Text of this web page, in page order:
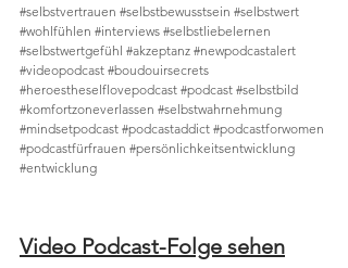
#selbstvertrauen #selbstbewusstsein #selbstwert
#wohlfühlen #interviews #selbstliebelernen
#selbstwertgefühl #akzeptanz #newpodcastalert
#videopodcast #boudouirsecrets
#heroestheselflovepodcast #podcast #selbstbild
#komfortzoneverlassen #selbstwahrnehmung
#mindsetpodcast #podcastaddict #podcastforwomen
#podcastfürfrauen #persönlichkeitsentwicklung
#entwicklung
Video Podcast-Folge sehen